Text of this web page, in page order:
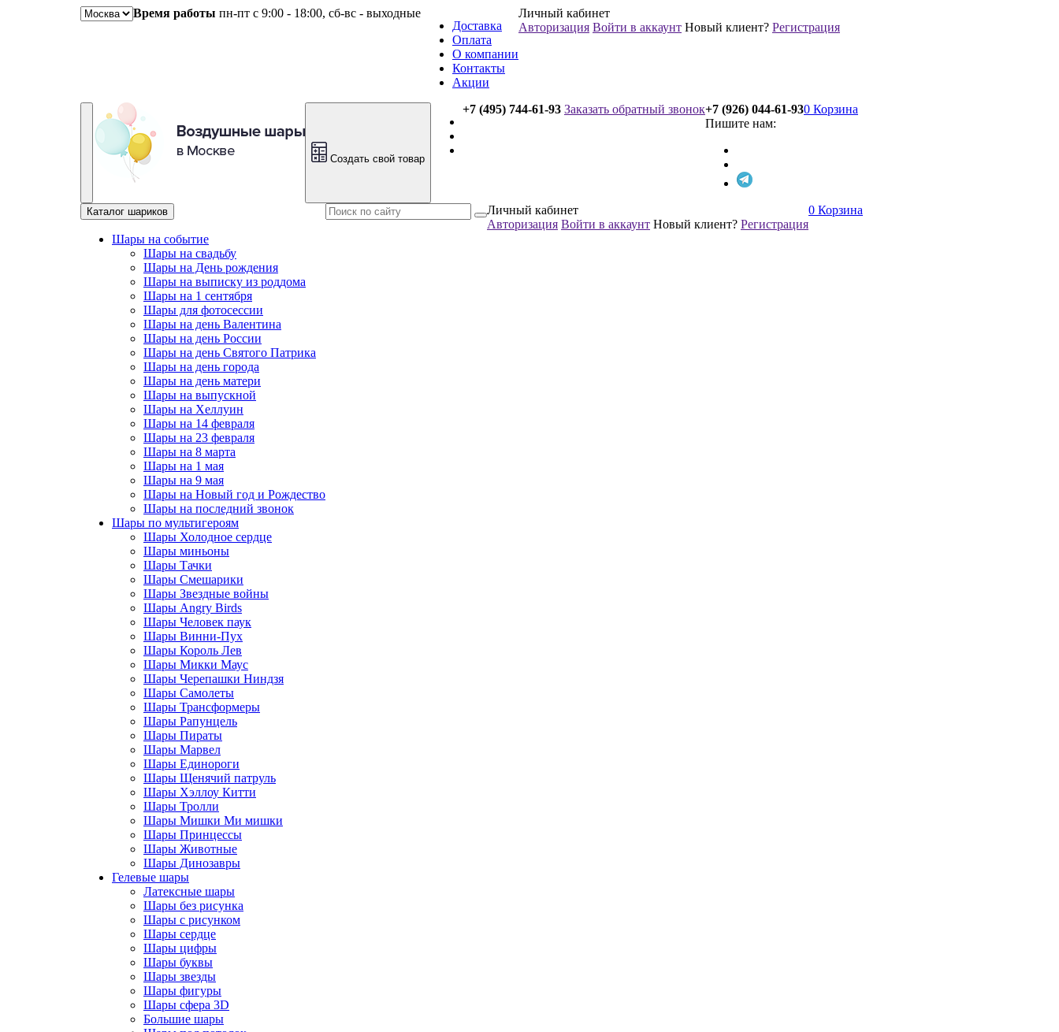
Время работы пн-пт с 9:00 - 18:00, сб-вс - выходные
Доставка
Оплата
О компании
Контакты
Акции
Личный кабинет
Авторизация Войти в аккаунт Новый клиент? Регистрация
Создать свой товар
+7 (495) 744-61-93 Заказать обратный звонок+7 (926) 044-61-93
Пишите нам:
0 Корзина
Каталог шариков
Шары на событие
Шары на свадьбу
Шары на День рождения
Шары на выписку из роддома
Шары на 1 сентября
Шары для фотосессии
Шары на день Валентина
Шары на день России
Шары на день Святого Патрика
Шары на день города
Шары на день матери
Шары на выпускной
Шары на Хеллуин
Шары на 14 февраля
Шары на 23 февраля
Шары на 8 марта
Шары на 1 мая
Шары на 9 мая
Шары на Новый год и Рождество
Шары на последний звонок
Шары по мультигероям
Шары Холодное сердце
Шары миньоны
Шары Тачки
Шары Смешарики
Шары Звездные войны
Шары Angry Birds
Шары Человек паук
Шары Винни-Пух
Шары Король Лев
Шары Микки Маус
Шары Черепашки Ниндзя
Шары Самолеты
Шары Трансформеры
Шары Рапунцель
Шары Пираты
Шары Марвел
Шары Единороги
Шары Щенячий патруль
Шары Хэллоу Китти
Шары Тролли
Шары Мишки Ми мишки
Шары Принцессы
Шары Животные
Шары Динозавры
Гелевые шары
Латексные шары
Шары без рисунка
Шары с рисунком
Шары сердце
Шары цифры
Шары буквы
Шары звезды
Шары фигуры
Шары сфера 3D
Большие шары
Личный кабинет
Авторизация Войти в аккаунт Новый клиент? Регистрация
0 Корзина